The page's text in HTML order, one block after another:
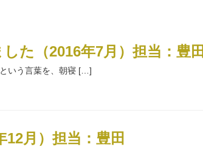
た（2016年7月）担当：豊田
いう言葉を、朝寝 […]
月）担当：豊田